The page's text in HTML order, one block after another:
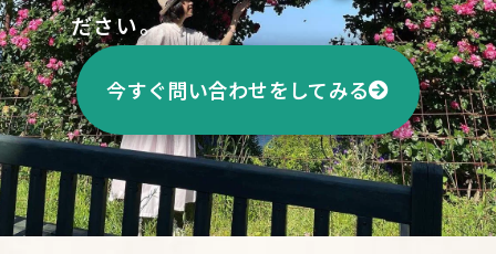
ださい。
今すぐ問い合わせをしてみる